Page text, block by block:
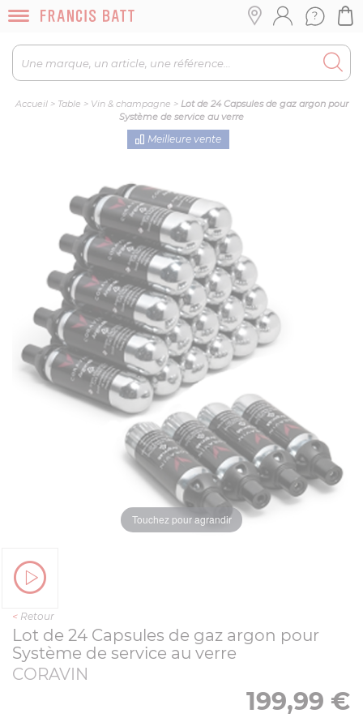
Accueil> Table > Vin & champagne > Lot de 24 Capsules de gaz argon pour
Système de service au verre
Meilleure vente
Touchez pour agrandir
< Retour
Lot de 24 Capsules de gaz argon pour
Système de service au verre
CORAVIN
199,99 €